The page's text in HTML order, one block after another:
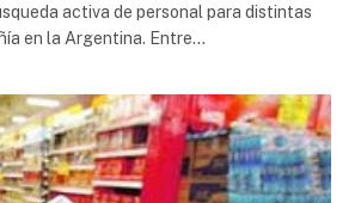
activa de personal para distintas
en la Argentina. Entre…